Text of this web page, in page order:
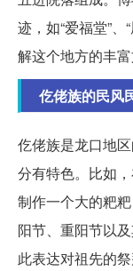
迹，如“爱福堂”、
解这个地方的丰富
仡佬族的民风
仡佬族是龙口地
分有特色。比如
制作一个大的粑
阳节、重阳节以
此表达对祖先的祭